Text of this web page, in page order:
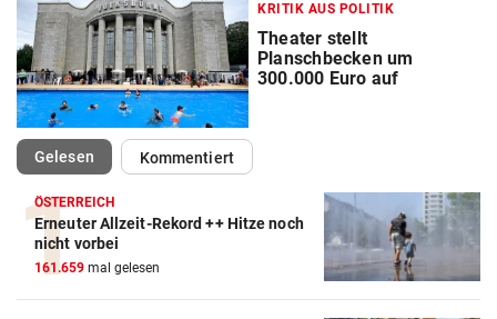
KRITIK AUS POLITIK
Theater stellt
Planschbecken um
300.000 Euro auf
Gelesen(ausgewählt)Kommentiert
ÖSTERREICH
Erneuter Allzeit-Rekord ++ Hitze noch
nicht vorbei
161.659 mal gelesen